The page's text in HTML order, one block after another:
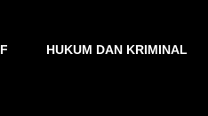
HUKUM DAN KRIMINAL